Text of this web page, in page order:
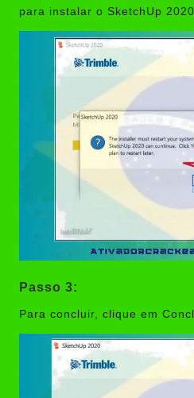
para instalar o SketchUp
Passo 3:
Para concluir, clique em